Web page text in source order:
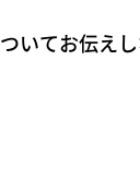
いてお伝え